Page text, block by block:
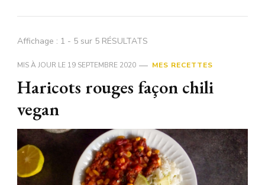
Affichage : 1 - 5 sur 5 RÉSULTATS
MIS À JOUR LE 19 SEPTEMBRE 2020 MES RECETTES
Haricots rouges façon chili
vegan